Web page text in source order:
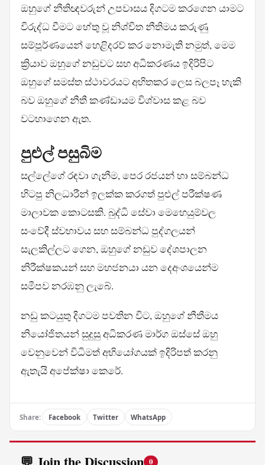
ඔහුගේ නීතිඥවරුන් උපවාසය දිගටම කරගෙන යාමට
විරුද්ධ වීමට හේතු වූ නිශ්චිත නීතිමය කරුණු
සම්පූර්ණයෙන් හෙළිදරව් කර නොමැති නමුත්, මෙම
ක්‍රියාව ඔහුගේ නඩුවට සහ අධිකරණය ඉදිරිපිට
ඔහුගේ සමස්ත ස්ථාවරයට අහිතකර ලෙස බලපෑ හැකි
බව ඔහුගේ නීතී කණ්ඩායම විශ්වාස කළ බව
වටහාගෙන ඇත.
පුළුල් පසුබිම
සල්ලේගේ රඳවා ගැනීම, පෙර රජයන් හා සම්බන්ධ
හිටපු නිලධාරීන් ඉලක්ක කරගත් පුළුල් පරීක්ෂණ
මාලාවක කොටසකි. බුද්ධි සේවා මෙහෙයුම්වල
සංවේදී ස්වභාවය සහ සම්බන්ධ පුද්ගලයන්
සැලකිල්ලට ගෙන, ඔහුගේ නඩුව දේශපාලන
නිරීක්ෂකයන් සහ මහජනයා යන දෙඅංශයෙන්ම
සමීපව නරඹනු ලැබේ.
නඩු කටයුතු දිගටම පවතින විට, ඔහුගේ නීතීමය
නියෝජිතයන් සුදුසු අධිකරණ මාර්ග ඔස්සේ ඔහු
වෙනුවෙන් විධිමත් අභියෝගයක් ඉදිරිපත් කරනු
ඇතැයි අපේක්ෂා කෙරේ.
Share: Facebook Twitter WhatsApp
0